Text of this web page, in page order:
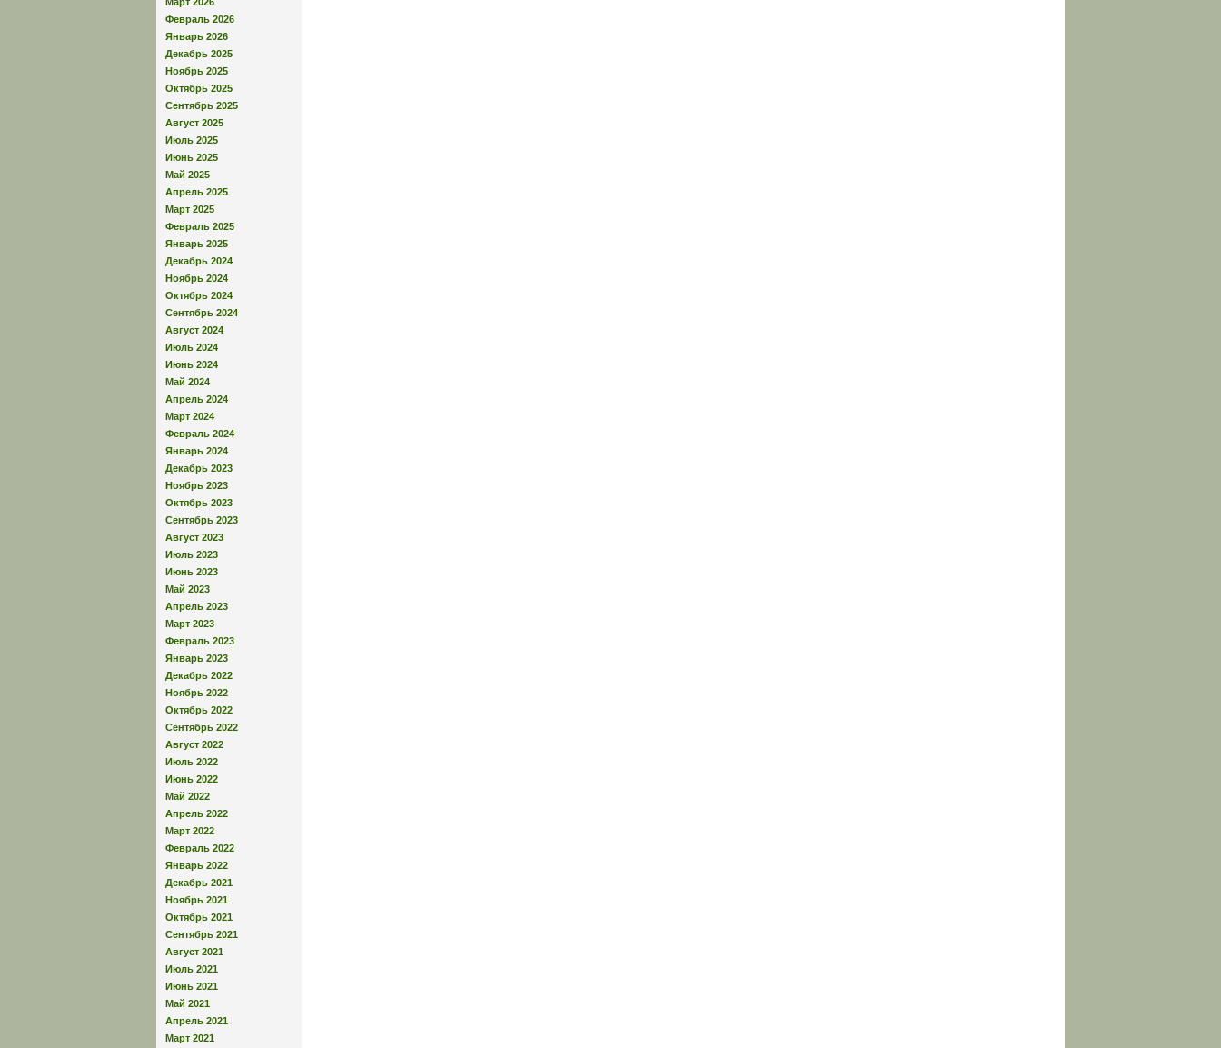
Февраль 2026
Январь 2026
Декабрь 2025
Ноябрь 2025
Октябрь 2025
Сентябрь 2025
Август 2025
Июль 2025
Июнь 2025
Май 2025
Апрель 2025
Март 2025
Февраль 2025
Январь 2025
Декабрь 2024
Ноябрь 2024
Октябрь 2024
Сентябрь 2024
Август 2024
Июль 2024
Июнь 2024
Май 2024
Апрель 2024
Март 2024
Февраль 2024
Январь 2024
Декабрь 2023
Ноябрь 2023
Октябрь 2023
Сентябрь 2023
Август 2023
Июль 2023
Июнь 2023
Май 2023
Апрель 2023
Март 2023
Февраль 2023
Январь 2023
Декабрь 2022
Ноябрь 2022
Октябрь 2022
Сентябрь 2022
Август 2022
Июль 2022
Июнь 2022
Май 2022
Апрель 2022
Март 2022
Февраль 2022
Январь 2022
Декабрь 2021
Ноябрь 2021
Октябрь 2021
Сентябрь 2021
Август 2021
Июль 2021
Июнь 2021
Май 2021
Апрель 2021
Март 2021